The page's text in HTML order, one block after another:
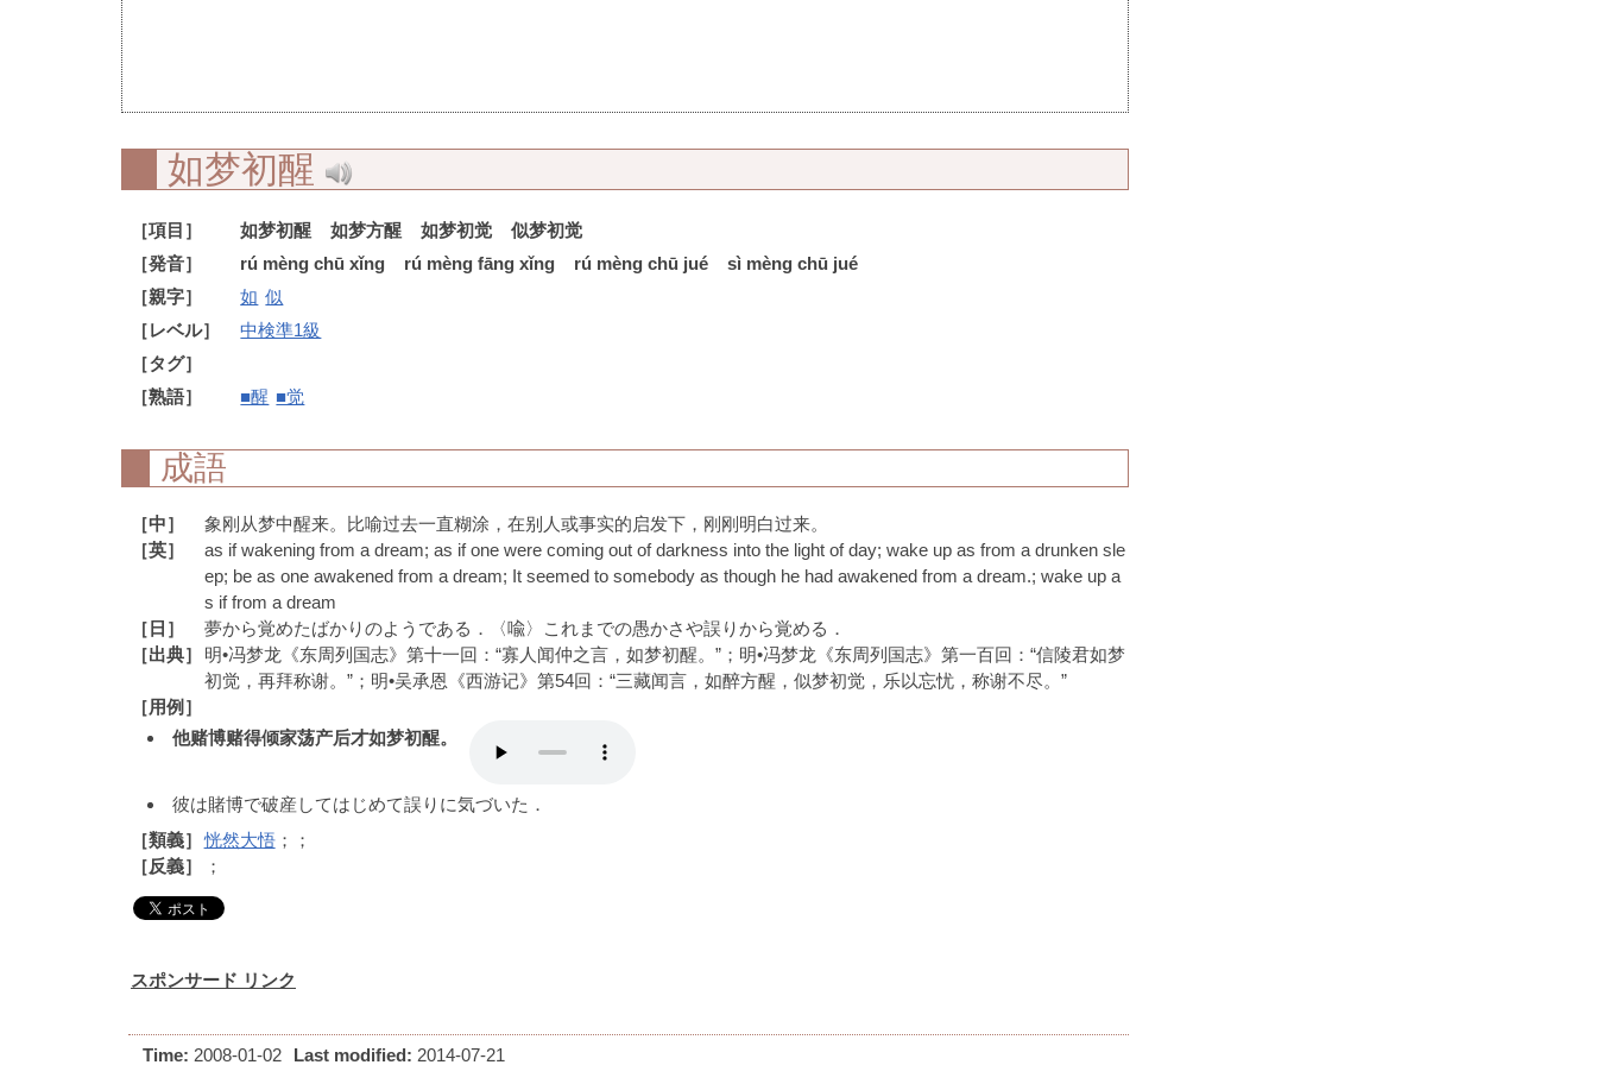
如梦初醒
［項目］ 如梦初醒 如梦方醒 如梦初觉
似梦初觉
［発音］
rú mèng chū xǐng rú mèng fāng xǐng rú mèng chū jué
sì mèng chū jué
［親字］
如 似
［レベル］
中検準1級
［タグ］
［熟語］
■醒 ■觉
成語
［中］
象刚从梦中醒来。比喻过去一直糊涂，在别人或事实的启发下，刚刚明白过来。
［英］
as if wakening from a dream; as if one were coming out of darkness into the light of day; wake up as from a drunken sle
ep; be as one awakened from a dream; It seemed to somebody as though he had awakened from a dream.; wake up a
s if from a dream
［日］
夢から覚めたばかりのようである．〈喩〉これまでの愚かさや誤りから覚める．
［出典］
明•冯梦龙《东周列国志》第十一回：“寡人闻仲之言，如梦初醒。”；明•冯梦龙《东周列国志》第一百回：“信陵君如梦
初觉，再拜称谢。”；明•吴承恩《西游记》第54回：“三藏闻言，如醉方醒，似梦初觉，乐以忘忧，称谢不尽。”
［用例］
他赌博赌得倾家荡产后才如梦初醒。
彼は賭博で破産してはじめて誤りに気づいた．
［類義］ 恍然大悟；；
［反義］
；
スポンサード リンク
Time: 2008-01-02 Last modified: 2014-07-21